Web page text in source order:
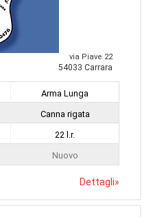
via Piave 22
54033 Carrara
Arma Lunga
Canna rigata
22 l.r.
Nuovo
Dettagli»